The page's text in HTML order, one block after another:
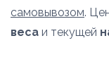
самовывозом.
веса и текущей